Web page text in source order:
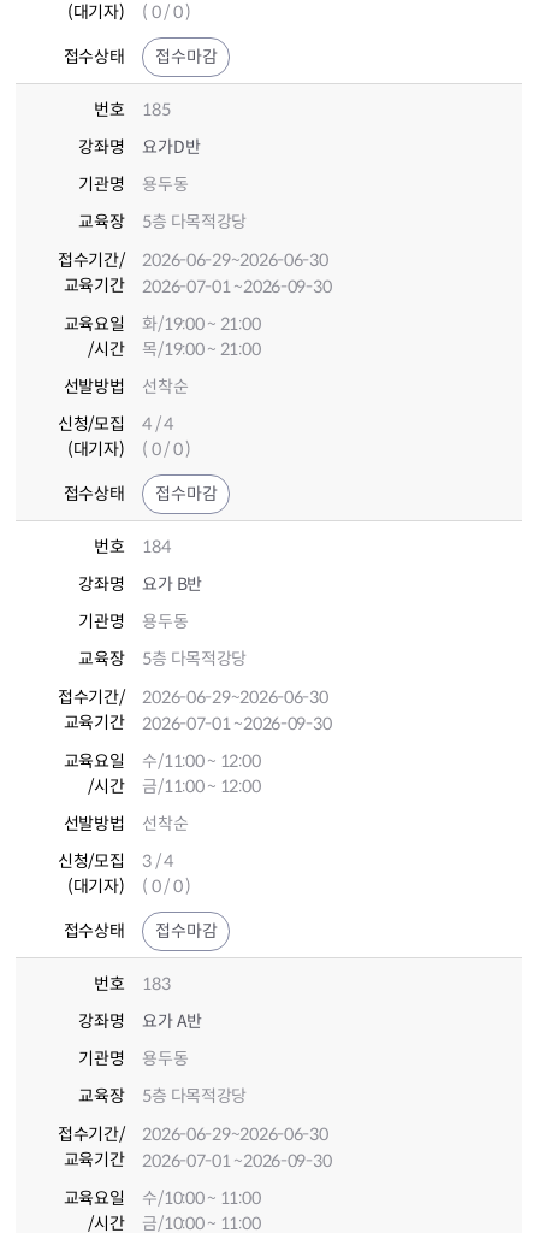
(대기자)
( 0 / 0 )
접수상태 접수마감
번호
185
강좌명
요가D반
기관명
용두동
교육장
5층 다목적강당
접수기간/
교육기간
2026-06-29~2026-06-30
2026-07-01~2026-09-30
교육요일
/시간
화/19:00 ~ 21:00
목/19:00 ~ 21:00
선발방법
선착순
신청/모집
(대기자)
4 / 4
( 0 / 0 )
접수상태 접수마감
번호
184
강좌명
요가 B반
기관명
용두동
교육장
5층 다목적강당
접수기간/
교육기간
2026-06-29~2026-06-30
2026-07-01~2026-09-30
교육요일
/시간
수/11:00 ~ 12:00
금/11:00 ~ 12:00
선발방법
선착순
신청/모집
(대기자)
3 / 4
( 0 / 0 )
접수상태 접수마감
번호
183
강좌명
요가 A반
기관명
용두동
교육장
5층 다목적강당
접수기간/
교육기간
2026-06-29~2026-06-30
2026-07-01~2026-09-30
교육요일
/시간
수/10:00 ~ 11:00
금/10:00 ~ 11:00